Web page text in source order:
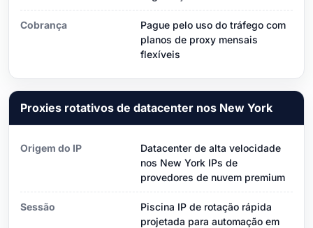
Cobrança
Pague pelo uso do tráfego com
planos de proxy mensais
flexíveis
Proxies rotativos de datacenter nos New York
Origem do IP
Datacenter de alta velocidade
nos New York IPs de
provedores de nuvem premium
Sessão
Piscina IP de rotação rápida
projetada para automação em